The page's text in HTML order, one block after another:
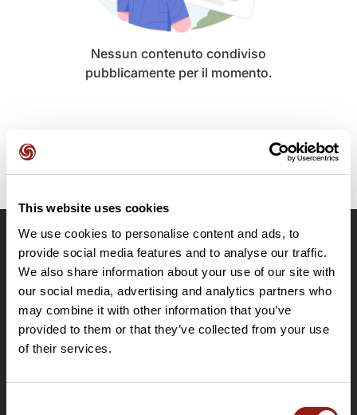
This website uses cookies
We use cookies to personalise content and ads, to
provide social media features and to analyse our traffic.
We also share information about your use of our site with
our social media, advertising and analytics partners who
may combine it with other information that you’ve
provided to them or that they’ve collected from your use
of their services.
Nessun contenuto condiviso
pubblicamente per il momento.
OpenRunner
Team
Lavora con noi
Riguardo a
Contatti